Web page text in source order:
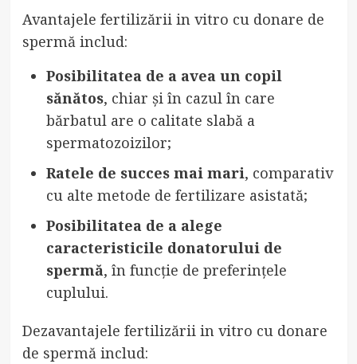
Avantajele fertilizării in vitro cu donare de
spermă includ:
Posibilitatea de a avea un copil
sănătos, chiar și în cazul în care
bărbatul are o calitate slabă a
spermatozoizilor;
Ratele de succes mai mari, comparativ
cu alte metode de fertilizare asistată;
Posibilitatea de a alege
caracteristicile donatorului de
spermă, în funcție de preferințele
cuplului.
Dezavantajele fertilizării in vitro cu donare
de spermă includ: